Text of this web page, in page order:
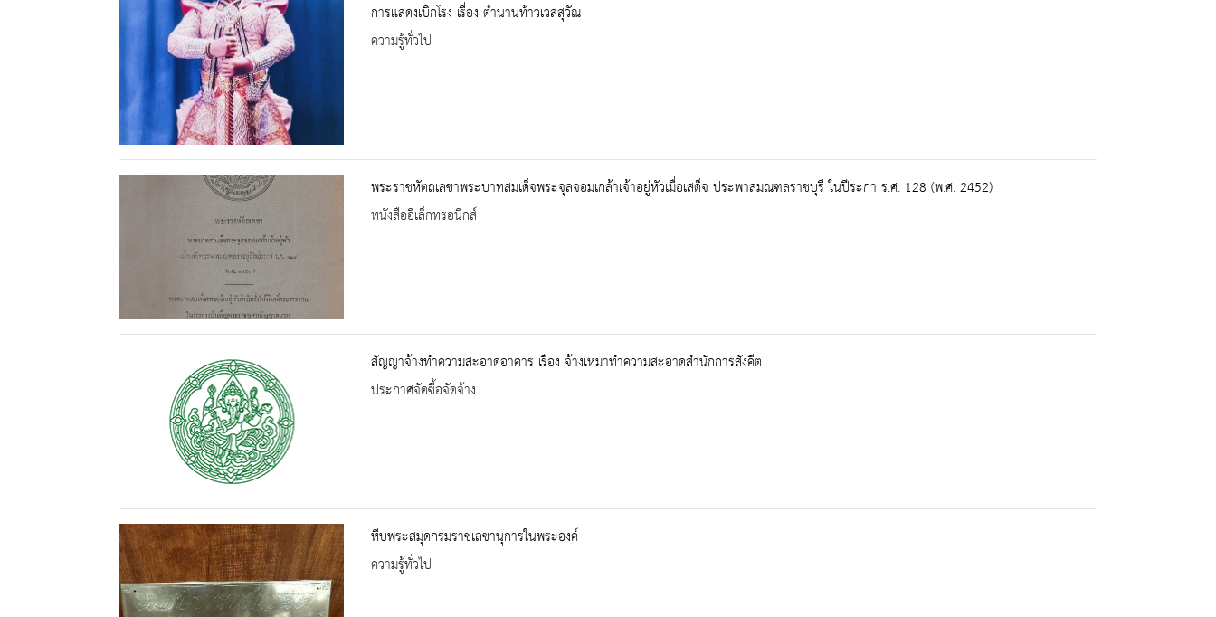
การแสดงเบิกโรง เรื่อง ตำนานท้าวเวสสุวัณ
ความรู้ทั่วไป
พระราชหัตถเลขาพระบาทสมเด็จพระจุลจอมเกล้าเจ้าอยู่หัวเมื่อเสด็จ ประพาสมณฑลราชบุรี ในปีระกา ร.ศ. 128 (พ.ศ. 2452)
หนังสืออิเล็กทรอนิกส์
สัญญาจ้างทำความสะอาดอาคาร เรื่อง จ้างเหมาทำความสะอาดสำนักการสังคีต
ประกาศจัดซื้อจัดจ้าง
หีบพระสมุดกรมราชเลขานุการในพระองค์
ความรู้ทั่วไป